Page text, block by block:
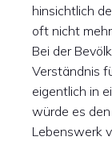
hinsichtlich
oft nicht
Bei der
Verständnis
eigentlich in
würde es
Lebenswerk